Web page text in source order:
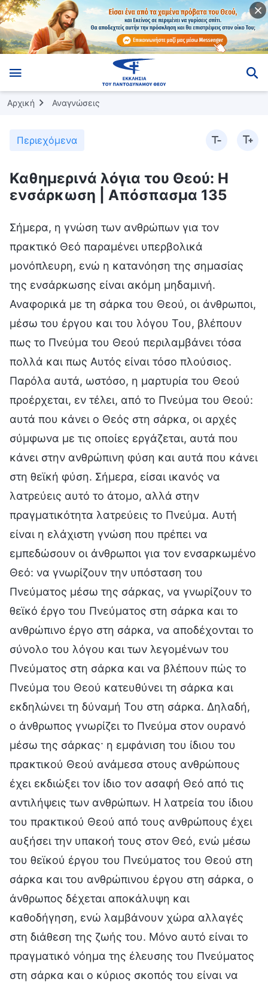
Αρχική Αναγνώσεις
Περιεχόμενα
Καθημερινά λόγια του Θεού: Η
ενσάρκωση | Απόσπασμα 135
Σήμερα, η γνώση των ανθρώπων για τον
πρακτικό Θεό παραμένει υπερβολικά
μονόπλευρη, ενώ η κατανόηση της σημασίας
της ενσάρκωσης είναι ακόμη μηδαμινή.
Αναφορικά με τη σάρκα του Θεού, οι άνθρωποι,
μέσω του έργου και του λόγου Του, βλέπουν
πως το Πνεύμα του Θεού περιλαμβάνει τόσα
πολλά και πως Αυτός είναι τόσο πλούσιος.
Παρόλα αυτά, ωστόσο, η μαρτυρία του Θεού
προέρχεται, εν τέλει, από το Πνεύμα του Θεού:
αυτά που κάνει ο Θεός στη σάρκα, οι αρχές
σύμφωνα με τις οποίες εργάζεται, αυτά που
κάνει στην ανθρώπινη φύση και αυτά που κάνει
στη θεϊκή φύση. Σήμερα, είσαι ικανός να
λατρεύεις αυτό το άτομο, αλλά στην
πραγματικότητα λατρεύεις το Πνεύμα. Αυτή
είναι η ελάχιστη γνώση που πρέπει να
εμπεδώσουν οι άνθρωποι για τον ενσαρκωμένο
Θεό: να γνωρίζουν την υπόσταση του
Πνεύματος μέσω της σάρκας, να γνωρίζουν το
θεϊκό έργο του Πνεύματος στη σάρκα και το
ανθρώπινο έργο στη σάρκα, να αποδέχονται το
σύνολο του λόγου και των λεγομένων του
Πνεύματος στη σάρκα και να βλέπουν πώς το
Πνεύμα του Θεού κατευθύνει τη σάρκα και
εκδηλώνει τη δύναμή Του στη σάρκα. Δηλαδή,
ο άνθρωπος γνωρίζει το Πνεύμα στον ουρανό
μέσω της σάρκας· η εμφάνιση του ίδιου του
πρακτικού Θεού ανάμεσα στους ανθρώπους
έχει εκδιώξει τον ίδιο τον ασαφή Θεό από τις
αντιλήψεις των ανθρώπων. Η λατρεία του ίδιου
του πρακτικού Θεού από τους ανθρώπους έχει
αυξήσει την υπακοή τους στον Θεό, ενώ μέσω
του θεϊκού έργου του Πνεύματος του Θεού στη
σάρκα και του ανθρώπινου έργου στη σάρκα, ο
άνθρωπος δέχεται αποκάλυψη και
καθοδήγηση, ενώ λαμβάνουν χώρα αλλαγές
στη διάθεση της ζωής του. Μόνο αυτό είναι το
πραγματικό νόημα της έλευσης του Πνεύματος
στη σάρκα και ο κύριος σκοπός του είναι να